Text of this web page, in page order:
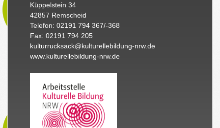
Küppelstein 34
42857 Remscheid
Telefon: 02191 794 367/-368
Fax: 02191 794 205
kulturrucksack@kulturellebildung-nrw.de
www.kulturellebildung-nrw.de